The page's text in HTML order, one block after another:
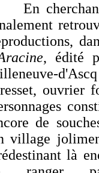
n
, édité
ouvrier
de
village
là